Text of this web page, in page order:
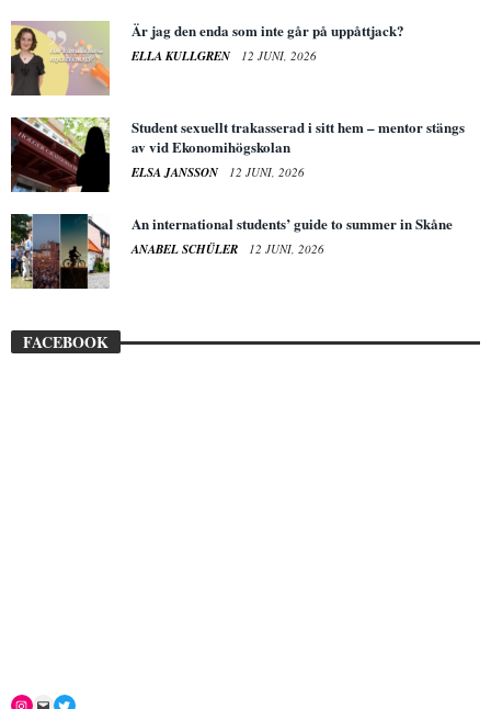
Är jag den enda som inte går på uppåttjack?
ELLA KULLGREN 12 JUNI, 2026
Student sexuellt trakasserad i sitt hem – mentor stängs
av vid Ekonomihögskolan
ELSA JANSSON 12 JUNI, 2026
An international students’ guide to summer in Skåne
ANABEL SCHÜLER 12 JUNI, 2026
FACEBOOK